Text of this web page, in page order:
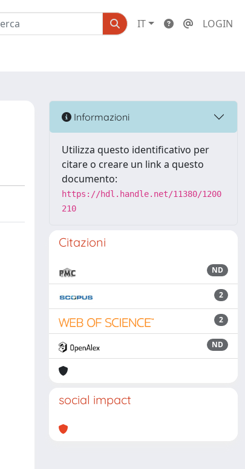
IT LOGIN
Informazioni
Utilizza questo identificativo per
citare o creare un link a questo
documento:
https://hdl.handle.net/11380/1200
210
Citazioni
ND
2
2
ND
social impact